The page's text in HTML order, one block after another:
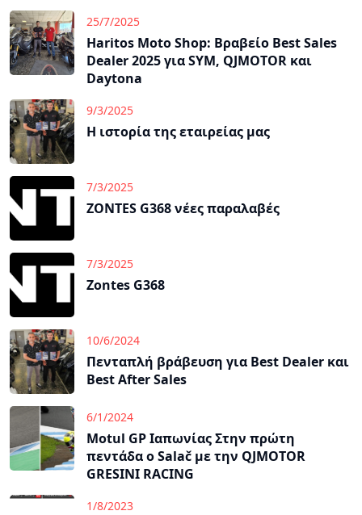
25/7/2025
Haritos Moto Shop: Βραβείο Best Sales
Dealer 2025 για SYM, QJMOTOR και
Daytona
9/3/2025
Η ιστορία της εταιρείας μας
7/3/2025
ZONTES G368 νέες παραλαβές
7/3/2025
Zontes G368
10/6/2024
Πενταπλή βράβευση για Best Dealer και
Best After Sales
6/1/2024
Motul GP Ιαπωνίας Στην πρώτη
πεντάδα ο Salač με την QJMOTOR
GRESINI RACING
1/8/2023